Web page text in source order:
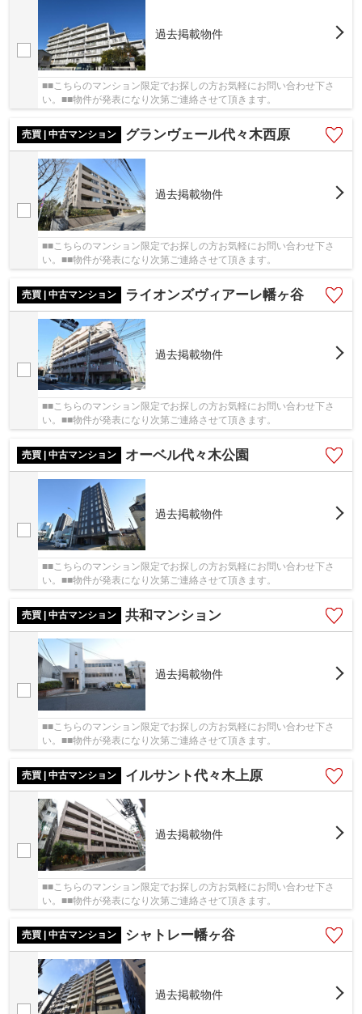
過去掲載物件
■■こちらのマンション限定でお探しの方お気軽にお問い合わせ下さ
い。■■物件が発表になり次第ご連絡させて頂きます。
売買 | 中古マンション グランヴェール代々木西原
過去掲載物件
■■こちらのマンション限定でお探しの方お気軽にお問い合わせ下さ
い。■■物件が発表になり次第ご連絡させて頂きます。
売買 | 中古マンション ライオンズヴィアーレ幡ヶ谷
過去掲載物件
■■こちらのマンション限定でお探しの方お気軽にお問い合わせ下さ
い。■■物件が発表になり次第ご連絡させて頂きます。
売買 | 中古マンション オーベル代々木公園
過去掲載物件
■■こちらのマンション限定でお探しの方お気軽にお問い合わせ下さ
い。■■物件が発表になり次第ご連絡させて頂きます。
売買 | 中古マンション 共和マンション
過去掲載物件
■■こちらのマンション限定でお探しの方お気軽にお問い合わせ下さ
い。■■物件が発表になり次第ご連絡させて頂きます。
売買 | 中古マンション イルサント代々木上原
過去掲載物件
■■こちらのマンション限定でお探しの方お気軽にお問い合わせ下さ
い。■■物件が発表になり次第ご連絡させて頂きます。
売買 | 中古マンション シャトレー幡ヶ谷
過去掲載物件